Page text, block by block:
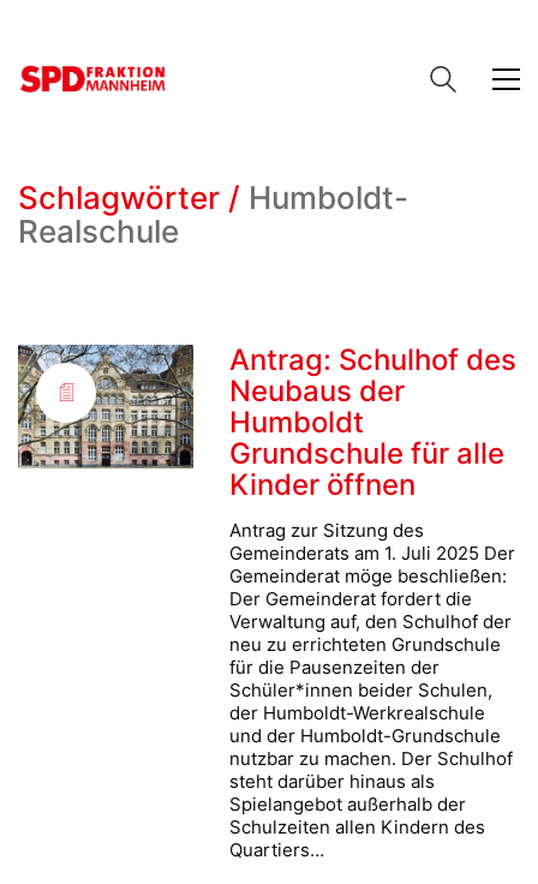
Schlagwörter / Humboldt-
Realschule
Antrag: Schulhof des
Neubaus der
Humboldt
Grundschule für alle
Kinder öffnen
Antrag zur Sitzung des
Gemeinderats am 1. Juli 2025 Der
Gemeinderat möge beschließen:
Der Gemeinderat fordert die
Verwaltung auf, den Schulhof der
neu zu errichteten Grundschule
für die Pausenzeiten der
Schüler*innen beider Schulen,
der Humboldt-Werkrealschule
und der Humboldt-Grundschule
nutzbar zu machen. Der Schulhof
steht darüber hinaus als
Spielangebot außerhalb der
Schulzeiten allen Kindern des
Quartiers…